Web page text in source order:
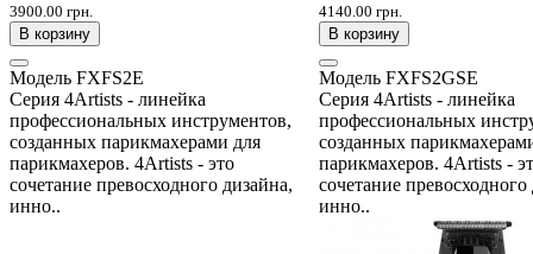
3900.00 грн.
В корзину
Модель FXFS2E
Серия 4Artists - линейка
профессиональных инструментов,
созданных парикмахерами для
парикмахеров. 4Artists - это
сочетание превосходного дизайна,
инно..
4140.00 грн.
В корзину
Модель FXFS2GSE
Серия 4Artists - линейка
профессиональных
созданных
парикмахеров. 4Artists -
сочетание превосходного
инно..